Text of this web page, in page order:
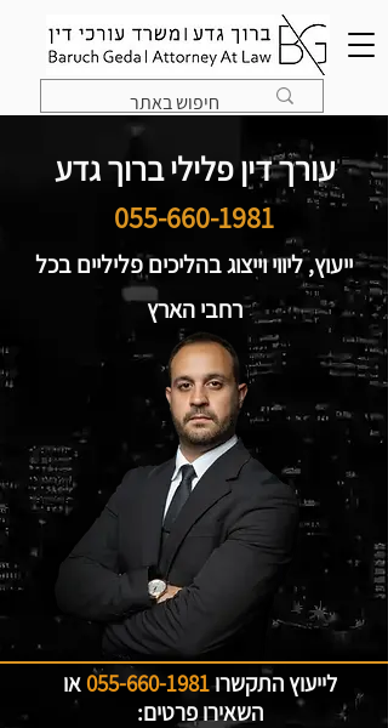
עורך דין פלילי ברוך גדע
055-660-1981
ייעוץ, ליווי וייצוג בהליכים פליליים בכל
רחבי הארץ
לייעוץ התקשרו055-660-1981או
השאירו פרטים: